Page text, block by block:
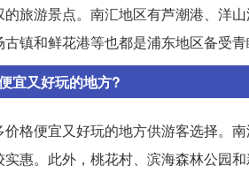
旅游景点。南汇地区有芦潮港、洋
镇和鲜花港等也都是浦东地区备受
宜又好玩的地方?
格便宜又好玩的地方供游客选择。
惠。此外，桃花村、滨海森林公园